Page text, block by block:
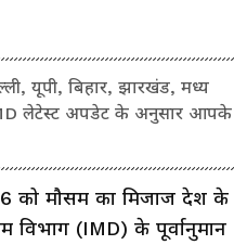
यूपी, बिहार, झारखंड, मध्य
IMD लेटेस्ट अपडेट के अनुसार आपके
को मौसम का मिजाज देश के
विभाग (IMD) के पूर्वानुमान